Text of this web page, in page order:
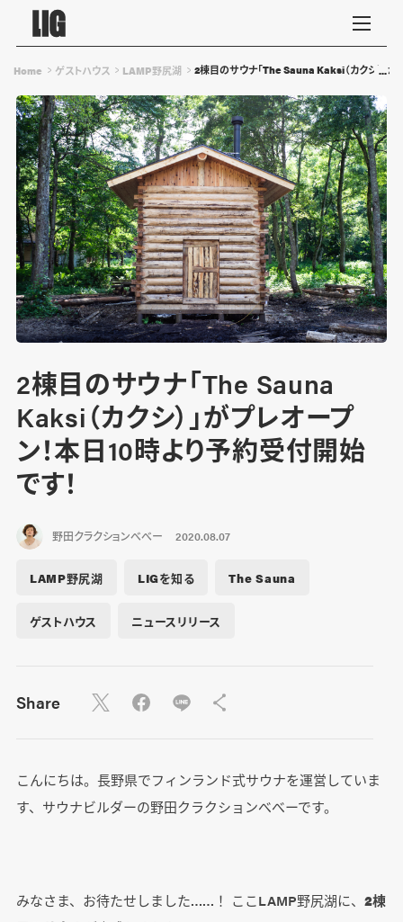
Home ゲストハウス LAMP野尻湖 2棟目のサウナ「The Sauna Kaksi（カクシ）」が
2棟目のサウナ「The Sauna
Kaksi（カクシ）」がプレオープ
ン！本日10時より予約受付開始
です！
野田クラクションべべー 2020.08.07
LAMP野尻湖 LIGを知る The Sauna
ゲストハウス ニュースリリース
Share
こんにちは。長野県でフィンランド式サウナを運営していま
す、サウナビルダーの野田クラクションべべーです。
みなさま、お待たせしました……！ ここLAMP野尻湖に、 2棟